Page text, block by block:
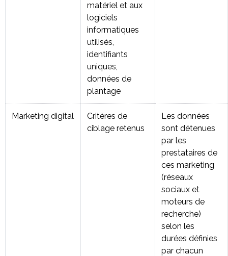
matériel et aux
logiciels
informatiques
utilisés,
identifiants
uniques,
données de
plantage
Marketing digital
Critères de
ciblage retenus
Les données
sont détenues
par les
prestataires de
ces marketing
(réseaux
sociaux et
moteurs de
recherche)
selon les
durées définies
par chacun